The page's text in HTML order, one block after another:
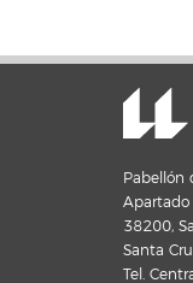
Pabellón
38200,
Santa
Tel.